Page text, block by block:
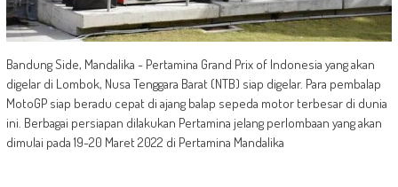
Bandung Side, Mandalika - Pertamina Grand Prix of Indonesia yang akan
digelar di Lombok, Nusa Tenggara Barat (NTB) siap digelar. Para pembalap
MotoGP siap beradu cepat di ajang balap sepeda motor terbesar di dunia
ini. Berbagai persiapan dilakukan Pertamina jelang perlombaan yang akan
dimulai pada 19-20 Maret 2022 di Pertamina Mandalika